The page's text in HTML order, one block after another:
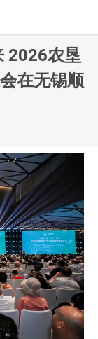
2026农垦
在无锡顺